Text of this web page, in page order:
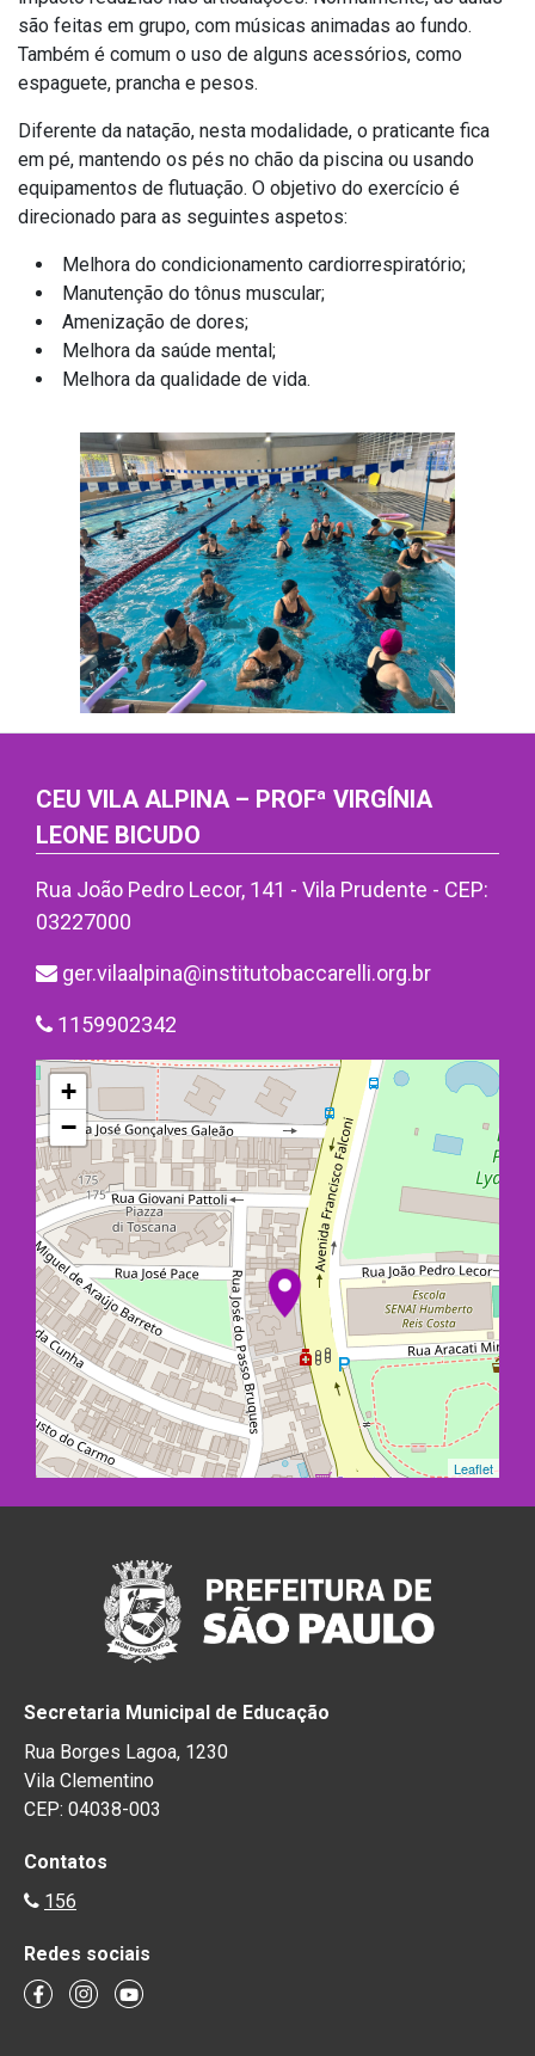
são feitas em grupo, com músicas animadas ao fundo.
Também é comum o uso de alguns acessórios, como
espaguete, prancha e pesos.
Diferente da natação, nesta modalidade, o praticante fica
em pé, mantendo os pés no chão da piscina ou usando
equipamentos de flutuação. O objetivo do exercício é
direcionado para as seguintes aspetos:
Melhora do condicionamento cardiorrespiratório;
Manutenção do tônus muscular;
Amenização de dores;
Melhora da saúde mental;
Melhora da qualidade de vida.
CEU VILA ALPINA – PROFª VIRGÍNIA
LEONE BICUDO
Rua João Pedro Lecor, 141 - Vila Prudente - CEP:
03227000
ger.vilaalpina@institutobaccarelli.org.br
1159902342
+
−
Leaflet
Secretaria Municipal de Educação
Rua Borges Lagoa, 1230
Vila Clementino
CEP: 04038-003
Contatos
156
Redes sociais